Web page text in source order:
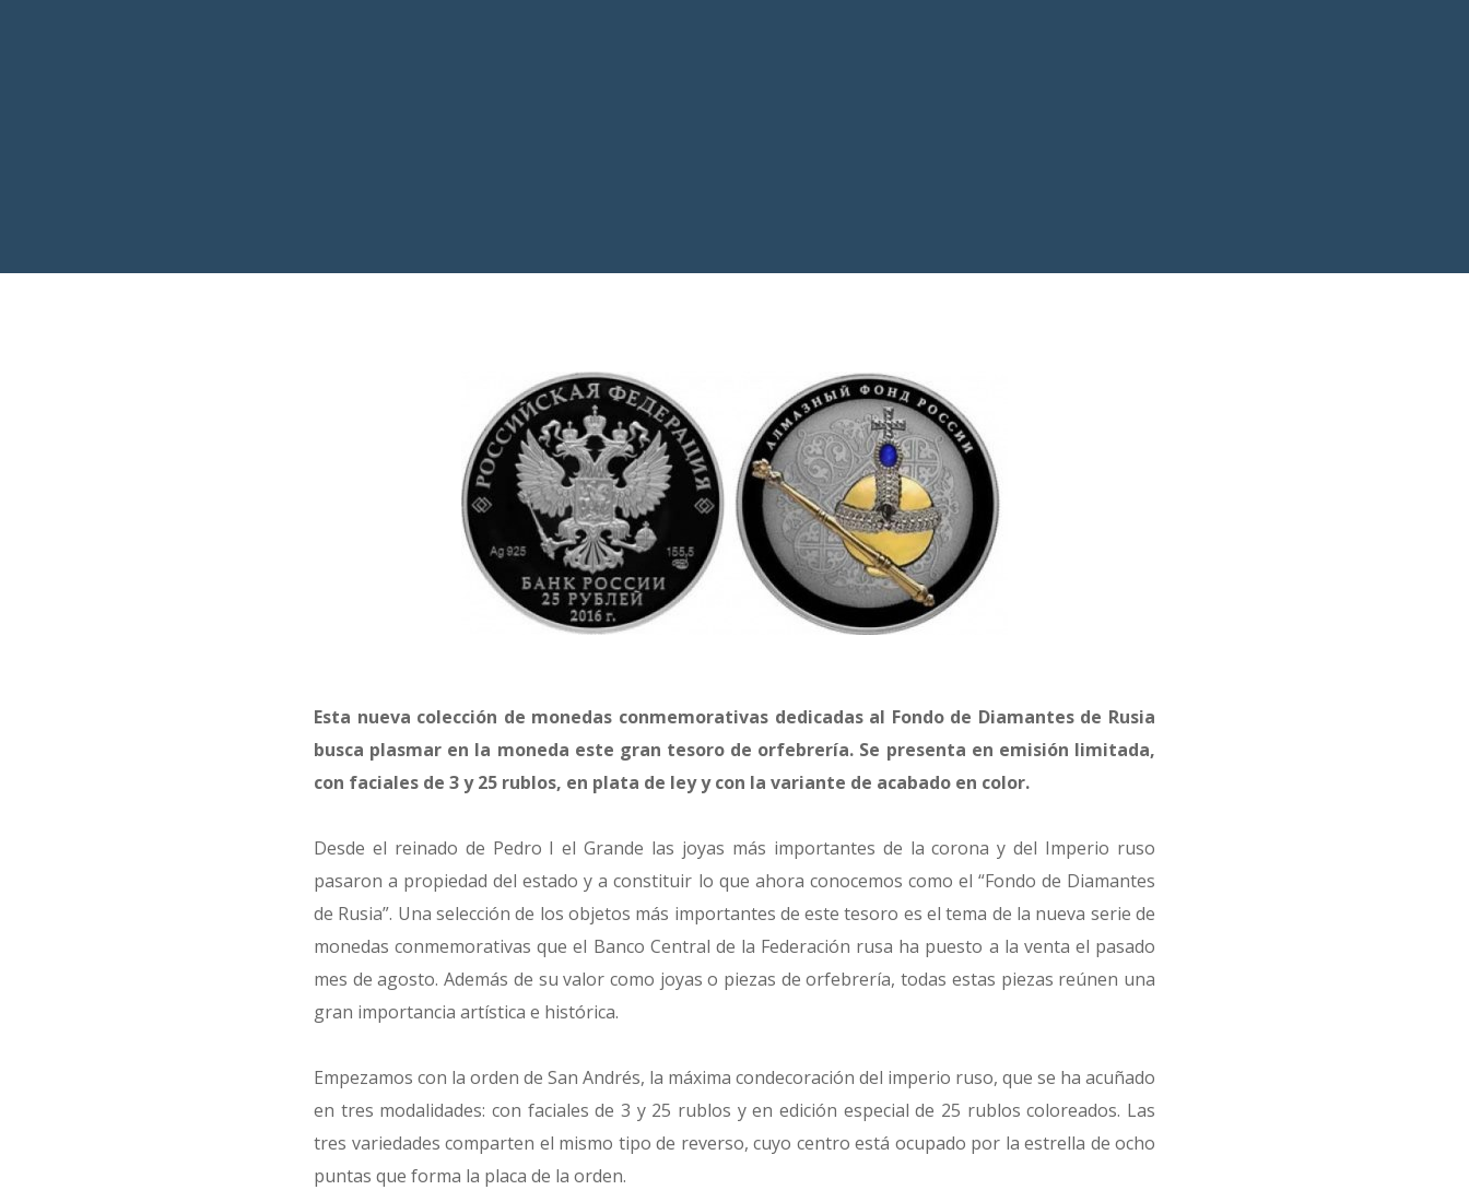
Esta nueva colección de monedas conmemorativas dedicadas al Fondo de Diamantes de Rusia
busca plasmar en la moneda este gran tesoro de orfebrería. Se presenta en emisión limitada,
con faciales de 3 y 25 rublos, en plata de ley y con la variante de acabado en color.
Desde el reinado de Pedro I el Grande las joyas más importantes de la corona y del Imperio ruso
pasaron a propiedad del estado y a constituir lo que ahora conocemos como el “Fondo de Diamantes
de Rusia”. Una selección de los objetos más importantes de este tesoro es el tema de la nueva serie de
monedas conmemorativas que el Banco Central de la Federación rusa ha puesto a la venta el pasado
mes de agosto. Además de su valor como joyas o piezas de orfebrería, todas estas piezas reúnen una
gran importancia artística e histórica.
Empezamos con la orden de San Andrés, la máxima condecoración del imperio ruso, que se ha acuñado
en tres modalidades: con faciales de 3 y 25 rublos y en edición especial de 25 rublos coloreados. Las
tres variedades comparten el mismo tipo de reverso, cuyo centro está ocupado por la estrella de ocho
puntas que forma la placa de la orden.